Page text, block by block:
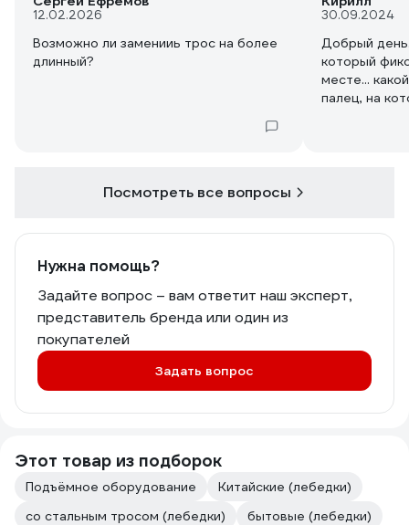
12.02.2026
Возможно ли заменииь трос на более
длинный?
30.09.2024
Добрый
который
месте...
палец, на
Посмотреть все вопросы
Нужна помощь?
Задайте вопрос – вам ответит наш эксперт,
представитель бренда или один из
покупателей
Задать вопрос
Этот товар из подборок
Подъёмное оборудование
Китайские (лебедки)
со стальным тросом (лебедки)
бытовые (лебедки)